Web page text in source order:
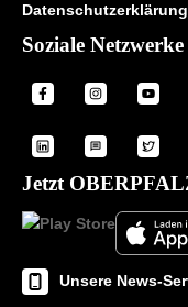
Datenschutzerklärung
Soziale Netzwerke
Jetzt
Unsere News-